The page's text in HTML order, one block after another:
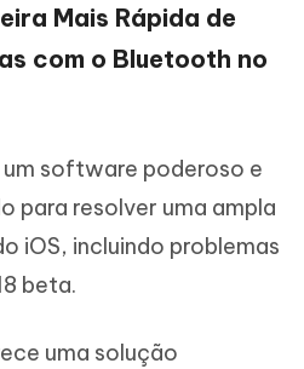
Mais Rápida de
com o Bluetooth no
um software poderoso e
para resolver uma ampla
iOS, incluindo problemas
beta.
uma solução